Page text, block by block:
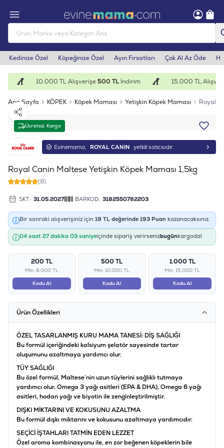
Kedinize Özel Köpeğinize Özel Ayın Fırsatları Çok Al Az Öde
10.000 TL Alışverişe500 TLİndirim 15.000 TL
Ana Sayfa KÖPEK Köpek Maması Yetişkin Köpek Maması Royal
Ücretsiz Kargo
Paylaş
Evinemama, ROYAL CANIN yetkili satıcısıdır.
Royal Canin Maltese Yetişkin Köpek Maması 1,5kg
(8)
SKT: 31.05.2027 BARKOD: 3182550782203
Bir sonraki alışverişiniz için 19 TL değerinde 193 Puan kazanacaksınız.
04 saat 27 dakika 03 saniyeiçinde sipariş verirsenizbugünkargoda!
200 TL
Min: 6.000 TL
Kodu Al
500 TL
Min: 10.000 TL
Kodu Al
1.000 TL
Min: 15.000 TL
Kodu Al
Ürün Özellikleri
ÖZEL TASARLANMIŞ KURU MAMA TANESİ: DİŞ SAĞLIĞI
Bu formül içeriğindeki kalsiyum şelatör sayesinde tartar
oluşumunu azaltmaya yardımcı olur.
TÜY SAĞLIĞI
Bu özel formül, Maltese’nin uzun tüylerini sağlıklı tutmaya
yardımcı olur. Omega 3 yağı asitleri (EPA & DHA), Omega 6 yağı
asitleri, hodan yağı ve biyotin ile zenginleştirilmiştir.
DIŞKI MİKTARINI VE KOKUSUNU AZALTMA
Bu formül dışkı miktarını ve kokusunu azaltmaya yardımcıdır.
SEÇİCİ İŞTAHLARI TATMİN EDEN LEZZET
Özel aroma kombinasyonu ile, en zor beğenen köpeklerin bile